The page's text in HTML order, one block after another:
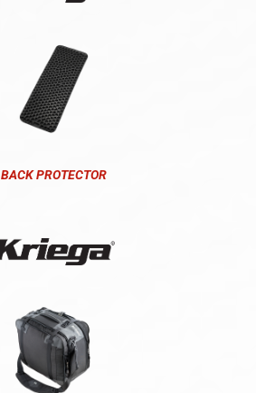
BACK PROTECTOR